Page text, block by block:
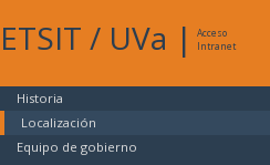
ETSIT / UVa |
Acceso
Intranet
Historia
Localización
Equipo de gobierno